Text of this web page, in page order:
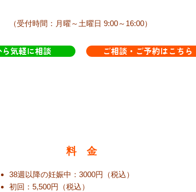
​（受付時間：月曜～土曜日 9:00～16:00）
ら気軽に相談 ご相談・ご予約はこちら
料 金
38週以降の妊娠中：3000円（税込）
初回：5,500円（税込）